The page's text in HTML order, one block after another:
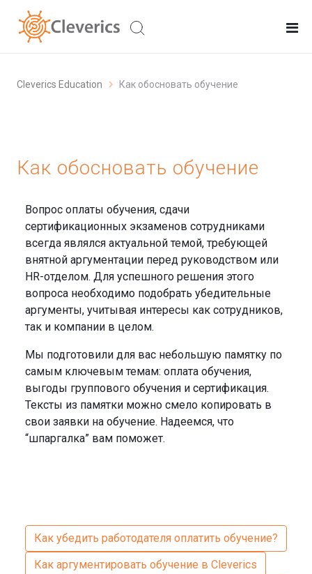
Cleverics Education Как обосновать обучение
Как обосновать обучение
Вопрос оплаты обучения, сдачи
сертификационных экзаменов сотрудниками
всегда являлся актуальной темой, требующей
внятной аргументации перед руководством или
HR-отделом. Для успешного решения этого
вопроса необходимо подобрать убедительные
аргументы, учитывая интересы как сотрудников,
так и компании в целом.
Мы подготовили для вас небольшую памятку по
самым ключевым темам: оплата обучения,
выгоды группового обучения и сертификация.
Тексты из памятки можно смело копировать в
свои заявки на обучение. Надеемся, что
“шпаргалка” вам поможет.
Как убедить работодателя оплатить обучение?
Как аргументировать обучение в Cleverics